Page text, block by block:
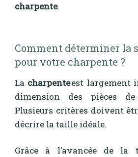
charpente.
Comment déterminer la
pour votre charpente ?
La charpenteest largement
dimension des pièces
Plusieurs critères doivent
décrire la taille idéale.
Grâce à l’avancée de la